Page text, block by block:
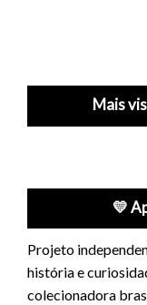
Mais
💛
Projeto
história e
colecionadora